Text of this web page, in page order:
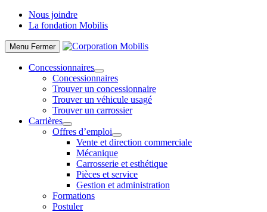
Nous joindre
La fondation Mobilis
Menu Fermer
Concessionnaires
Concessionnaires
Trouver un concessionnaire
Trouver un véhicule usagé
Trouver un carrossier
Carrières
Offres d’emploi
Vente et direction commerciale
Mécanique
Carrosserie et esthétique
Pièces et service
Gestion et administration
Formations
Postuler